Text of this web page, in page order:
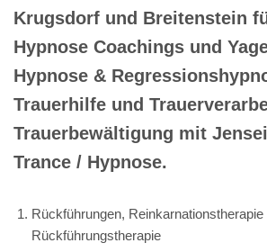
Krugsdorf und Breitenstein
Hypnose Coachings und
Hypnose &
Trauerhilfe und
Trauerbewältigung mit
Trance / Hypnose.
Rückführungen, Reinkarnationstherapie
Rückführungstherapie